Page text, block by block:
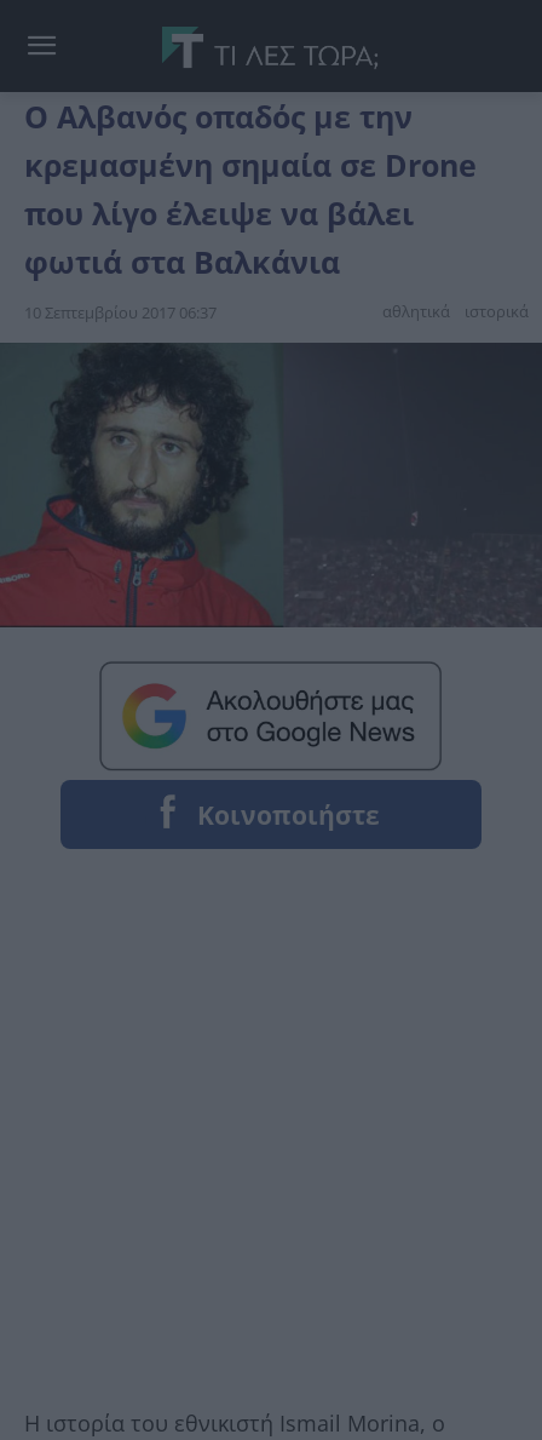
Ο Αλβανός οπαδός με την
κρεμασμένη σημαία σε Drone
που λίγο έλειψε να βάλει
φωτιά στα Βαλκάνια
10 Σεπτεμβρίου 2017 06:37 αθλητικά ιστορικά
Η ιστορία του εθνικιστή Ismail Morina, ο